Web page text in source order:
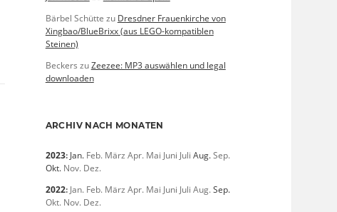
Bärbel Schütte zu Dresdner Frauenkirche von
Xingbao/BlueBrixx (aus LEGO-kompatiblen
Steinen)
Beckers zuZeezee: MP3 auswählen und legal
downloaden
ARCHIV NACH MONATEN
2023: Jan. Feb. März Apr. Mai Juni Juli Aug.Sep.
Okt. Nov. Dez.
2022: Jan. Feb. März Apr. Mai Juni Juli Aug.Sep.
Okt. Nov. Dez.